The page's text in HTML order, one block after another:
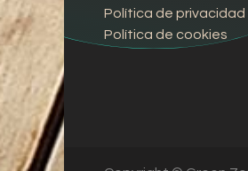
Política de privacidad
Política de cookies